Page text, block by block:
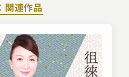
関連作品